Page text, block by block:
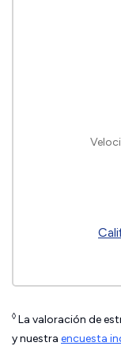
◊ La valoración de
y nuestra encuesta